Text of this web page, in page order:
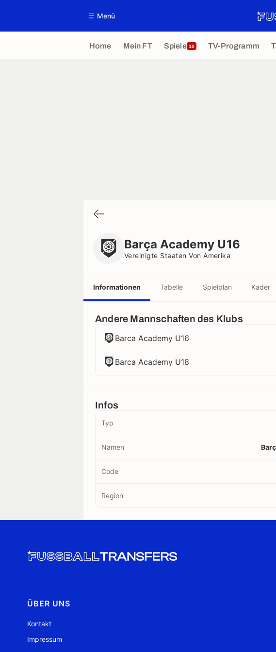
Menü
Home Mein FT Spiele 10 TV-Programm
Barça Academy U16
Vereinigte Staaten Von Amerika
Informationen Tabelle Spielplan Kader
Andere Mannschaften des Klubs
Barca Academy U16
Barca Academy U18
Infos
Typ
Namen
Code
Region
ÜBER UNS
Kontakt
Impressum